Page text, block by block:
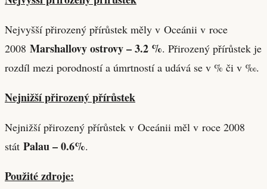
Nejvyšší přirozený přírůstek měly v Oceánii v roce
2008 Marshallovy ostrovy – 3.2 %. Přirozený přírůstek je
rozdíl mezi porodností a úmrtností a udává se v % či v ‰.
Nejnižší přirozený přírůstek
Nejnižší přirozený přírůstek v Oceánii měl v roce 2008
stát Palau – 0.6%.
Použité zdroje: